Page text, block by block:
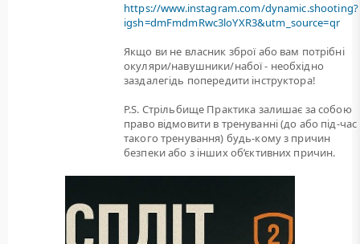
https://www.instagram.com/dynamic.shooting?
igsh=dmFmdmRwc3loYXR3&utm_source=qr
Якщо ви не власник зброї або вам потрiбнi
окуляри/навушники/набої - необхідно
заздалегідь попередити інструктора!
P.S. Стрільбище Практика залишає за собою
право відмовити в тренуванні (до або під-час
такого тренування) будь-кому з причин
безпеки або з інших об’єктивних причин.